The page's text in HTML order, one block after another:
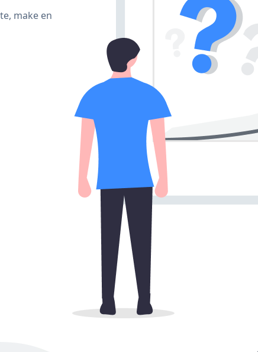
make en